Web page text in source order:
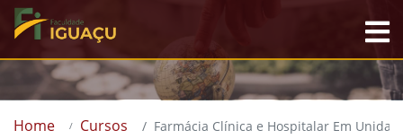
Home Cursos Farmácia Clínica e Hospitalar Em